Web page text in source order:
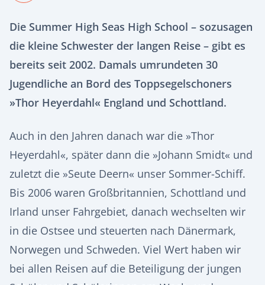
Die Summer High Seas High School – sozusagen
die kleine Schwester der langen Reise – gibt es
bereits seit 2002. Damals umrundeten 30
Jugendliche an Bord des Toppsegelschoners
»Thor Heyerdahl« England und Schottland.
Auch in den Jahren danach war die »Thor
Heyerdahl«, später dann die »Johann Smidt« und
zuletzt die »Seute Deern« unser Sommer-Schiff.
Bis 2006 waren Großbritannien, Schottland und
Irland unser Fahrgebiet, danach wechselten wir
in die Ostsee und steuerten nach Dänermark,
Norwegen und Schweden. Viel Wert haben wir
bei allen Reisen auf die Beteiligung der jungen